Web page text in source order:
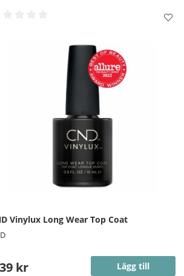
Vinylux Long Wear Top Coat
kr Lägg till